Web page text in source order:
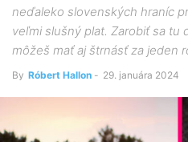
neďaleko slovenských hraníc
veľmi slušný plat. Zarobiť sa tu
môžeš mať aj štrnásť za jeden
By Róbert Hallon - 29. januára 2024